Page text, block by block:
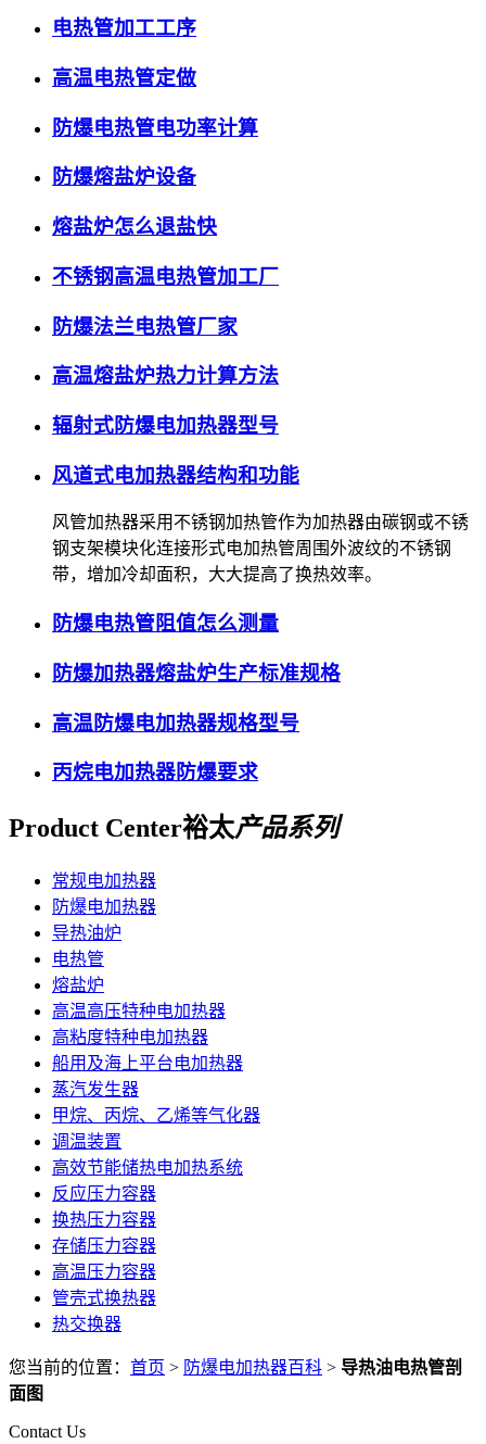
电热管加工工序
高温电热管定做
防爆电热管电功率计算
防爆熔盐炉设备
熔盐炉怎么退盐快
不锈钢高温电热管加工厂
防爆法兰电热管厂家
高温熔盐炉热力计算方法
辐射式防爆电加热器型号
风道式电加热器结构和功能
风管加热器采用不锈钢加热管作为加热器由碳钢或不锈
钢支架模块化连接形式电加热管周围外波纹的不锈钢
带，增加冷却面积，大大提高了换热效率。
防爆电热管阻值怎么测量
防爆加热器熔盐炉生产标准规格
高温防爆电加热器规格型号
丙烷电加热器防爆要求
Product Center裕太产品系列
常规电加热器
防爆电加热器
导热油炉
电热管
熔盐炉
高温高压特种电加热器
高粘度特种电加热器
船用及海上平台电加热器
蒸汽发生器
甲烷、丙烷、乙烯等气化器
调温装置
高效节能储热电加热系统
反应压力容器
换热压力容器
存储压力容器
高温压力容器
管壳式换热器
热交换器
您当前的位置： 首页 > 防爆电加热器百科 > 导热油电热管剖
面图
Contact Us